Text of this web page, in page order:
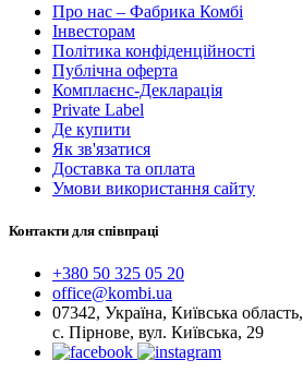
Про нас – Фабрика Комбі
Інвесторам
Політика конфіденційності
Публічна оферта
Комплаєнс-Декларація
Private Label
Де купити
Як зв'язатися
Доставка та оплата
Умови використання сайту
Контакти для співпраці
+380 50 325 05 20
office@kombi.ua
07342, Україна, Київська область,
с. Пірнове, вул. Київська, 29